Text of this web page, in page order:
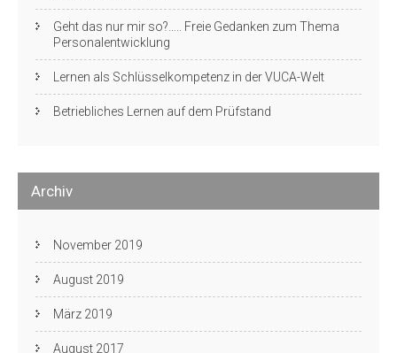
Geht das nur mir so?….. Freie Gedanken zum Thema
Personalentwicklung
Lernen als Schlüsselkompetenz in der VUCA-Welt
Betriebliches Lernen auf dem Prüfstand
Archiv
November 2019
August 2019
März 2019
August 2017